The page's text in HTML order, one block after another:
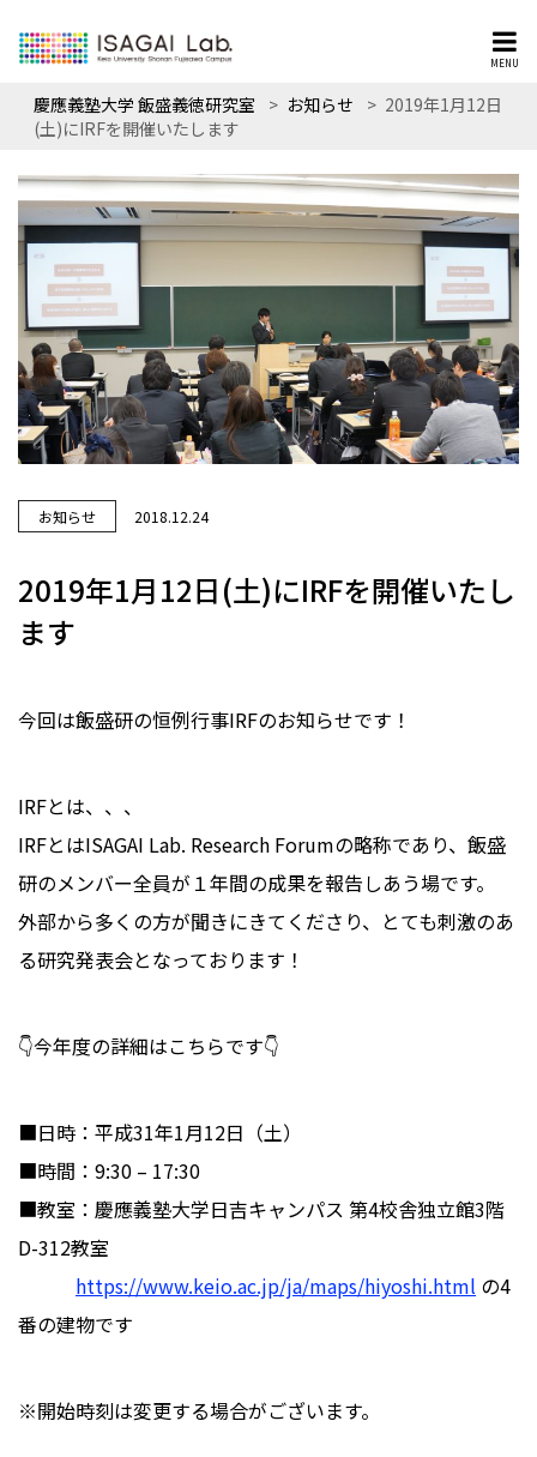
MENU
慶應義塾大学 飯盛義徳研究室 > お知らせ > 2019年1月12日
(土)にIRFを開催いたします
お知らせ 2018.12.24
2019年1月12日(土)にIRFを開催いたし
ます
今回は飯盛研の恒例行事IRFのお知らせです！
IRFとは、、、
IRFとはISAGAI Lab. Research Forumの略称であり、飯盛
研のメンバー全員が１年間の成果を報告しあう場です。
外部から多くの方が聞きにきてくださり、とても刺激のあ
る研究発表会となっております！
👇今年度の詳細はこちらです👇
■日時：平成31年1月12日（土）
■時間：9:30 – 17:30
■教室：慶應義塾大学日吉キャンパス 第4校舎独立館3階
D-312教室
https://www.keio.ac.jp/ja/maps/hiyoshi.html の4
番の建物です
※開始時刻は変更する場合がございます。